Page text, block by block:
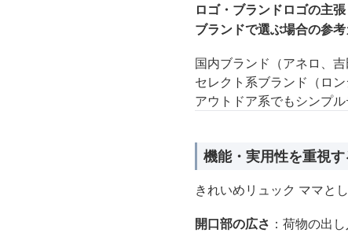
ロゴ・ブランドロゴの主張
ブランドで選ぶ場合の参考
国内ブランド（アネロ、
セレクト系ブランド（ロン
アウトドア系でもシンプ
機能・実用性を重視
きれいめリュック ママと
開口部の広さ ：荷物の出